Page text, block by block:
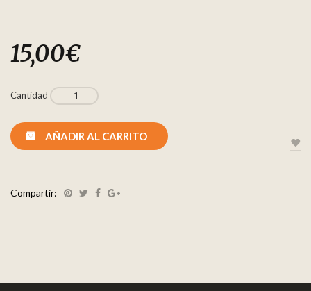
15,00€
Cantidad
AÑADIR AL CARRITO
Compartir: